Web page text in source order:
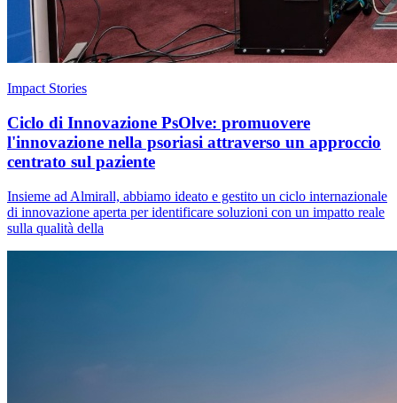
Impact Stories
Ciclo di Innovazione PsOlve: promuovere
l'innovazione nella psoriasi attraverso un approccio
centrato sul paziente
Insieme ad Almirall, abbiamo ideato e gestito un ciclo internazionale
di innovazione aperta per identificare soluzioni con un impatto reale
sulla qualità della